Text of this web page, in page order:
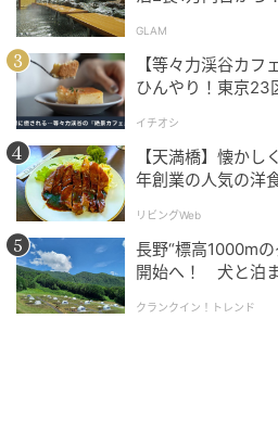
清浄機などが備わっています。
シンプルながら高い快適性を実
どのビジネス利用にも最適です。
ビジネスにも観光にも便
ホテルから車で約5分圏内には
どの距離には「東上坂工業団
地」「長浜サイエンスパーク」
しています。
GLAM
【等々力渓谷カフ
ひんやり！東京23
イチオシ
【天満橋】懐か
年創業の人気の洋
リビングWeb
長野“標高1000m
開始へ！ 犬と泊
クランクイン！トレンド